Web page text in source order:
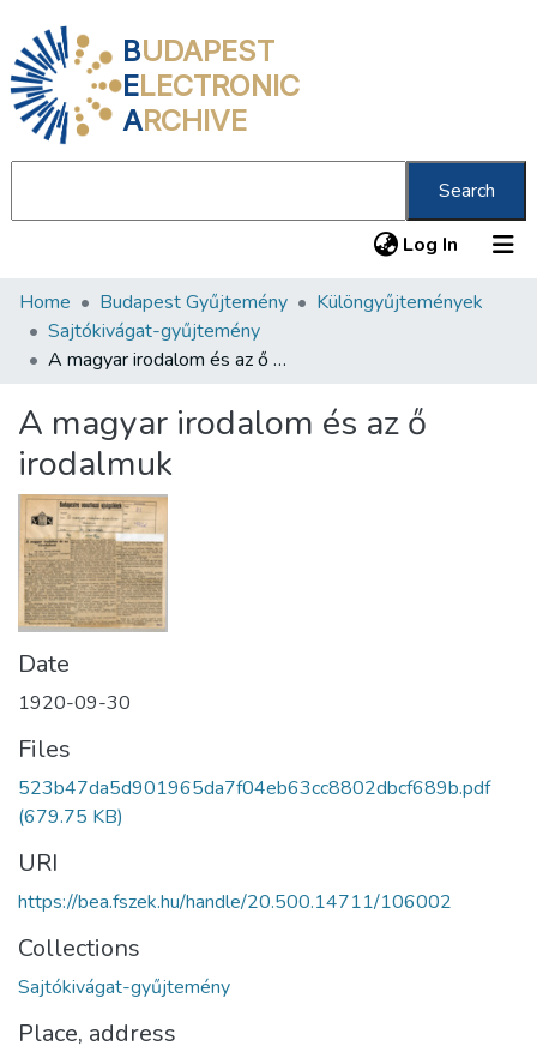
BUDAPEST
ELECTRONIC
ARCHIVE
Search
Log In (current)
Communities & Collections
All of DSpace
About us
Home Budapest Gyűjtemény
Különgyűjtemények
Sajtókivágat-gyűjtemény
A magyar irodalom és az ő irodalmuk
A magyar irodalom és az ő
irodalmuk
Date
1920-09-30
Files
523b47da5d901965da7f04eb63cc8802dbcf689b.pdf
(679.75 KB)
URI
https://bea.fszek.hu/handle/20.500.14711/106002
Collections
Sajtókivágat-gyűjtemény
Place, address